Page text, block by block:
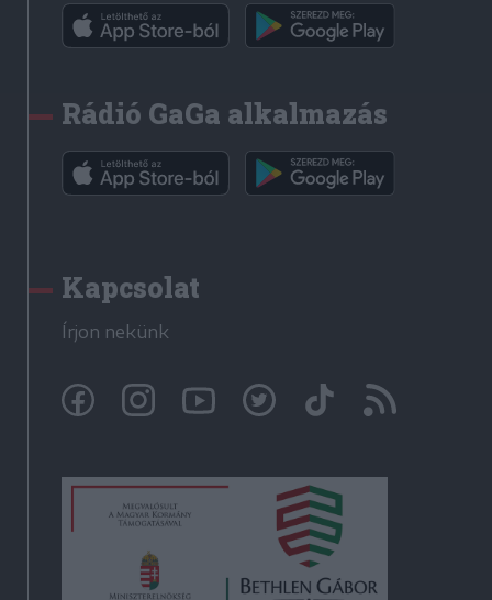
Rádió GaGa alkalmazás
Kapcsolat
Írjon nekünk